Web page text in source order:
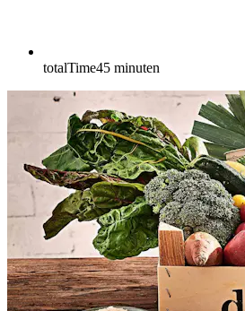
totalTime45 minuten